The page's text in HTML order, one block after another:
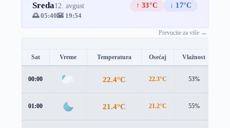
Sreda12. avgust ↑ 33°C
↓ 17°C
🌅 05:40🌇 19:54
Prevucite za više →
Sat Vreme Temperatura Osećaj Vlažnost
00:00 22.4°C 22.3°C 53%
01:00 21.4°C 21.2°C 55%